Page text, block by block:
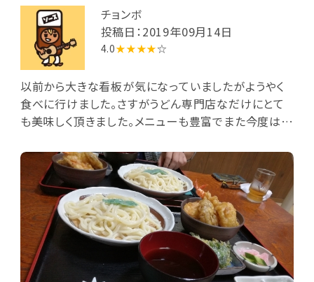
チョンボ
投稿日：2019年09月14日
4.0★★★★☆
以前から大きな看板が気になっていましたがようやく
食べに行けました。さすがうどん専門店なだけにとて
も美味しく頂きました。メニューも豊富でまた今度は違